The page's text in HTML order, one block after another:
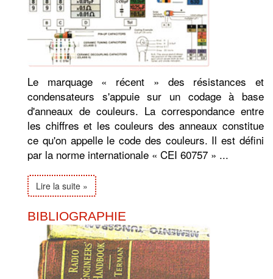
Le marquage « récent » des résistances et
condensateurs s'appuie sur un codage à base
d'anneaux de couleurs. La correspondance entre
les chiffres et les couleurs des anneaux constitue
ce qu'on appelle le code des couleurs. Il est défini
par la norme internationale « CEI 60757 » ...
Lire la suite »
BIBLIOGRAPHIE